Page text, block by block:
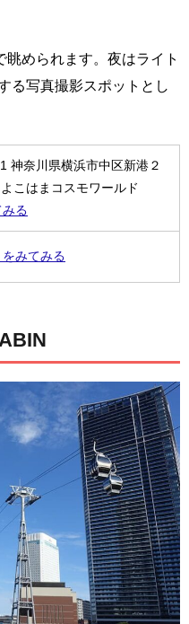
められます。夜はライト
る写真撮影スポットとし
神奈川県横浜市中区新港２
こはまコスモワールド
る
みてみる